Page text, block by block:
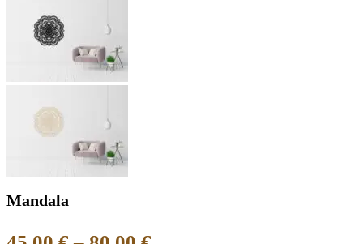
Mandala